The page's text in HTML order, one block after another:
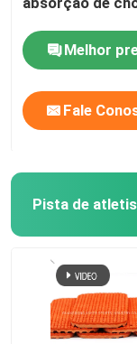
Melhor
Fale
Pista de